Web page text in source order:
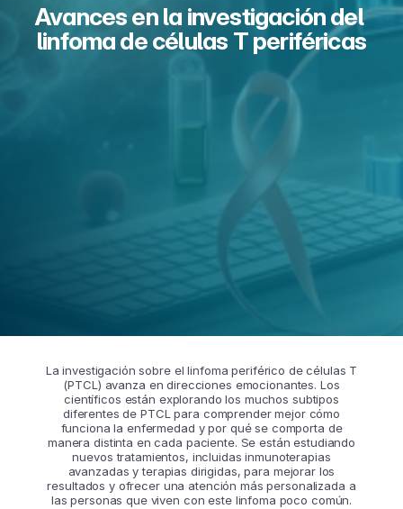
Avances en la investigación del
linfoma de células T periféricas
La investigación sobre el linfoma periférico de células T
(PTCL) avanza en direcciones emocionantes. Los
científicos están explorando los muchos subtipos
diferentes de PTCL para comprender mejor cómo
funciona la enfermedad y por qué se comporta de
manera distinta en cada paciente. Se están estudiando
nuevos tratamientos, incluidas inmunoterapias
avanzadas y terapias dirigidas, para mejorar los
resultados y ofrecer una atención más personalizada a
las personas que viven con este linfoma poco común.